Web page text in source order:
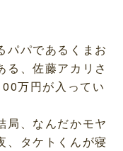
パパであるくまお
る、佐藤アカリさ
万円が入ってい
局、なんだかモヤ
、タケトくんが寝